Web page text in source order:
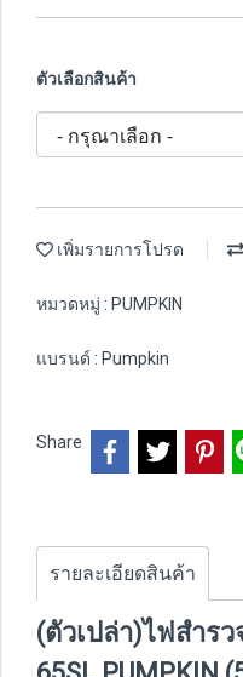
ตัวเลือกสินค้า
เพิ่มรายการโปรด
หมวดหมู่ : PUMPKIN
แบรนด์ : Pumpkin
Share
รายละเอียดสินค้า
(ตัวเปล่า)ไฟสำรว